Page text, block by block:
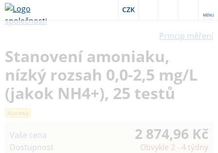
CZK
MENU
Princip měření
Stanovení amoniaku,
nízký rozsah 0,0-2,5 mg/L
(jakok NH4+), 25 testů
Novinka
Vaše cena 2 874,96 Kč
Dostupnost Obvykle 2 - 4 týdny